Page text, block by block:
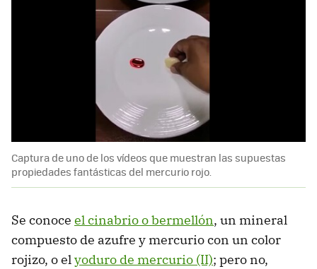
Captura de uno de los vídeos que muestran las supuestas
propiedades fantásticas del mercurio rojo.
Se conoce el cinabrio o bermellón, un mineral
compuesto de azufre y mercurio con un color
rojizo, o elyoduro de mercurio (II); pero no,